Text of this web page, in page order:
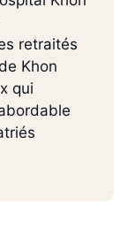
retraités
Khon
qui